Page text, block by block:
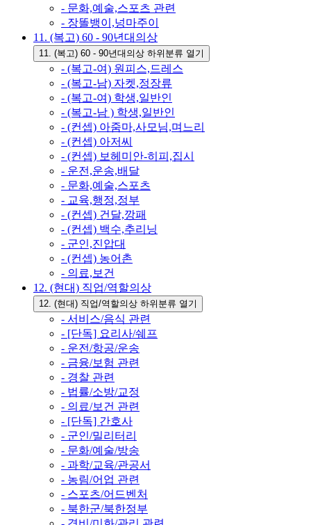
- 문화,예술,스포츠 관련
- 장똘뱅이,넝마주이
11. (복고) 60 - 90년대의상
11. (복고) 60 - 90년대의상 하위분류 열기
- (복고-여) 원피스,드레스
- (복고-남) 자켓,정장류
- (복고-여) 학생,일반인
- (복고-남 ) 학생,일반인
- (컨셉) 아줌마,사모님,며느리
- (컨셉) 아저씨
- (컨셉) 보헤미안-히피,집시
- 운전,운송,배달
- 문화,예술,스포츠
- 교육,행정,정부
- (컨셉) 건달,깡패
- (컨셉) 백수,추리닝
- 군인,진압대
- (컨셉) 농어촌
- 의료,보건
12. (현대) 직업/역할의상
12. (현대) 직업/역할의상 하위분류 열기
- 서비스/음식 관련
- [단독] 요리사/쉐프
- 운전/항공/운송
- 금융/보험 관련
- 경찰 관련
- 법률/소방/교정
- 의료/보건 관련
- [단독] 간호사
- 군인/밀리터리
- 문화/예술/방송
- 과학/교육/관공서
- 농림/어업 관련
- 스포츠/어드벤처
- 북한군/북한정부